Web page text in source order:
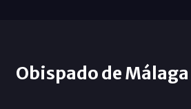
Obispado de Málaga